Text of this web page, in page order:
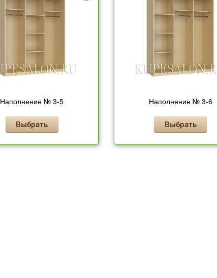
Наполнение № 3-5
Выбрать
Наполнение № 3-6
Выбрать